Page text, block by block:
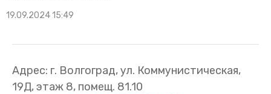
19.09.2024 15:49
Адрес: г. Волгоград, ул. Коммунистическая,
19Д, этаж 8, помещ. 81.10